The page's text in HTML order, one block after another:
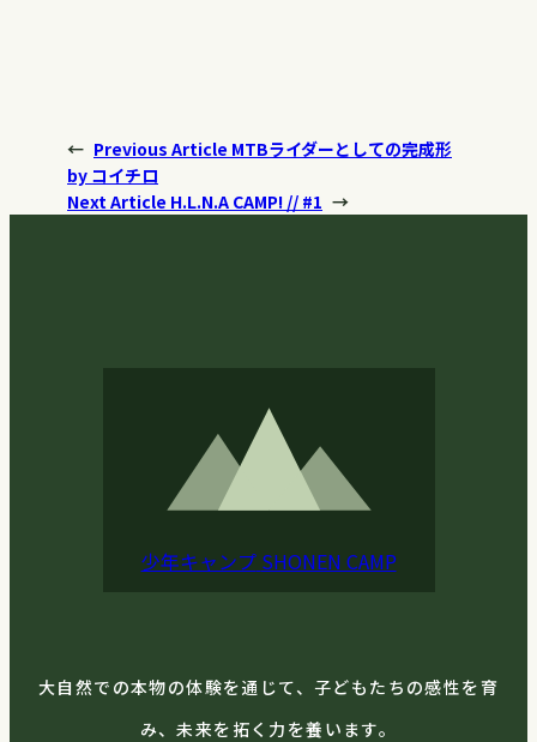
← Previous Article MTBライダーとしての完成形
by コイチロ
Next Article H.L.N.A CAMP! // #1 →
少年キャンプ SHONEN CAMP
大自然での本物の体験を通じて、子どもたちの感性を育
み、未来を拓く力を養います。